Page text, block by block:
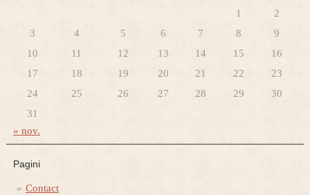
1
2
3
4 5 6 7 8
9
10
11 12 13 14 15
16
17
18 19 20 21 22
23
24
25 26 27 28 29
30
31
« nov.
Pagini
Contact